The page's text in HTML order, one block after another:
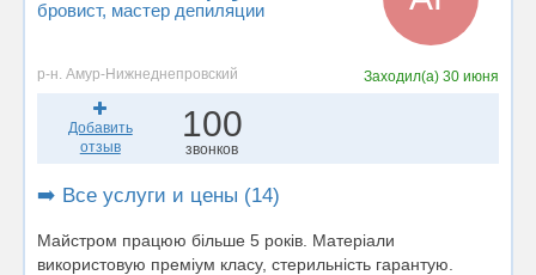
бровист, мастер депиляции
р-н. Амур-Нижнеднепровский Заходил(а) 30 июня
Добавить
отзыв
100
звонков
➡️ Все услуги и цены (14)
Майстром працюю більше 5 років. Матеріали
використовую преміум класу, стерильність гарантую.